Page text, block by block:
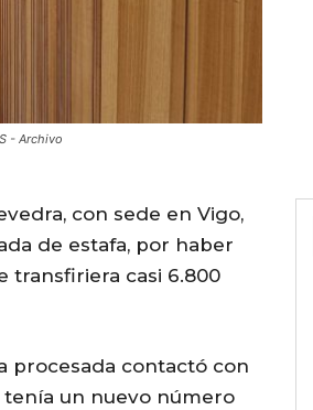
- Archivo
con sede en Vigo,
de estafa, por haber
transfiriera casi 6.800
procesada contactó con
tenía un nuevo número